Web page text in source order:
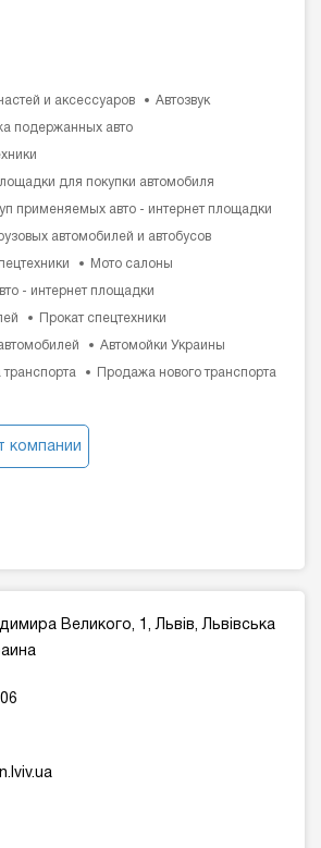
и аксессуаров Автозвук
подержанных авто
для покупки автомобиля
применяемых авто - интернет площадки
автомобилей и автобусов
Мото салоны
- интернет площадки
Прокат спецтехники
Автомойки Украины
транспорта Продажа нового транспорта
компании
Великого, 1, Львів, Львівська